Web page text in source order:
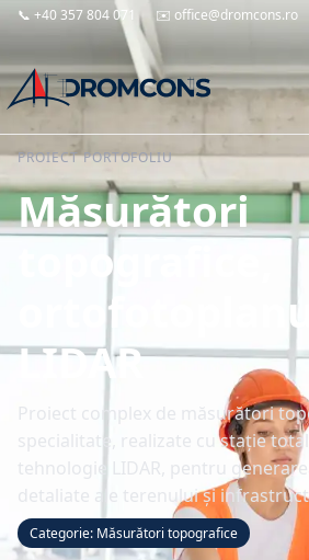
📞 +40 357 804 071 ✉️ office@dromcons.ro
PROIECT PORTOFOLIU
Măsurători
topografice,
LIDAR
Proiect complex de măsurători
specialitate, realizate cu stație
tehnologie LIDAR, pentru
detaliate ale terenului și
Categorie: Măsurători topografice